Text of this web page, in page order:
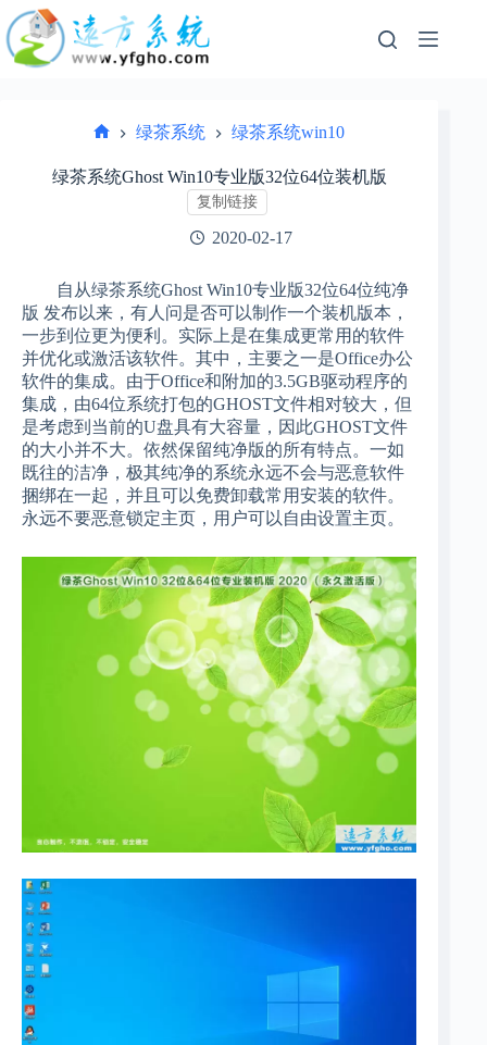
过
内
页
绿茶系统 绿茶系统win10
绿茶系统Ghost Win10专业版32位64位装机版
复制链接
2020-02-17
自从绿茶系统Ghost Win10专业版32位64位纯净
版 发布以来，有人问是否可以制作一个装机版本，
一步到位更为便利。实际上是在集成更常用的软件
并优化或激活该软件。其中，主要之一是Office办公
软件的集成。由于Office和附加的3.5GB驱动程序的
集成，由64位系统打包的GHOST文件相对较大，但
是考虑到当前的U盘具有大容量，因此GHOST文件
的大小并不大。依然保留纯净版的所有特点。一如
既往的洁净，极其纯净的系统永远不会与恶意软件
捆绑在一起，并且可以免费卸载常用安装的软件。
永远不要恶意锁定主页，用户可以自由设置主页。